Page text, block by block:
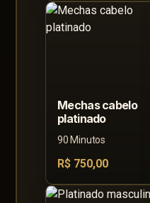
Mechas cabelo
platinado
90 Minutos
R$ 750,00